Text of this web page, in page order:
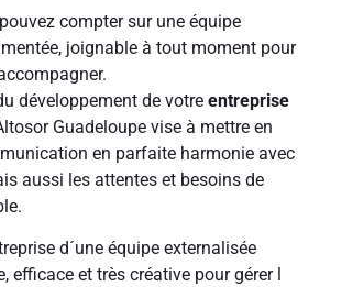
compter sur une équipe
joignable à tout moment pour
développement de votreentreprise
Guadeloupe vise à mettre en
en parfaite harmonie avec
aussi les attentes et besoins de
d´une équipe externalisée
efficace et très créative pour gérer l